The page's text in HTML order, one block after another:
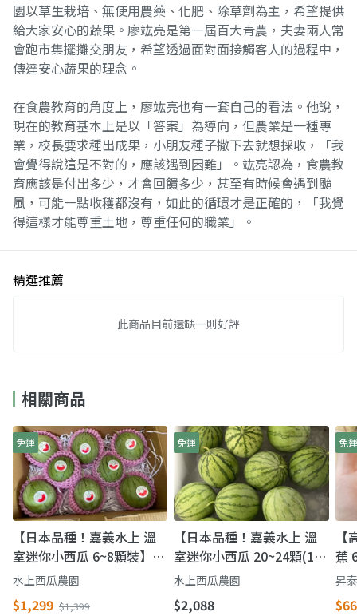
園以草生栽培、無使用農藥、化肥、除草劑為主，希望提供
給大家安心的蔬果。廖竑亮是第一屆百大青農，夫妻兩人常
會跑市集擺攤交朋友，希望透過面對面接觸客人的過程中，
傳達安心蔬果的理念。
在食農教育的角度上，廖竑亮也有一套自己的看法。他說，
現在的教育基本上是以「答案」為導向，但農業是一種專
業，校長要求種出成果，小朋友種子撒下去就想採收，「我
會覺得說這是不對的，應該遇到困難」。竑亮認為，食農教
育應該是付出多少，才會回饋多少，甚至有時候會遇到颱
風，可能一點收穫都沒有，如此的循環才是正確的，「我覺
得這樣才能尊重土地，尊重任何的職業」。
精選推薦
此商品目前還缺一則好評
相關商品
免運
【日本品種！嘉義水上 溫
室迷你小西瓜 6~8顆裝】皮
薄 果肉脆 一餐一顆剛剛好
水上西瓜農園
$1,299 $1,399
免運
【日本品種！嘉義水上 溫
室迷你小西瓜 20~24顆(10
斤裝)】皮薄 果肉脆 一餐一
顆剛剛好
水上西瓜農園
$2,088
免運
蕉
點
蕉
昇